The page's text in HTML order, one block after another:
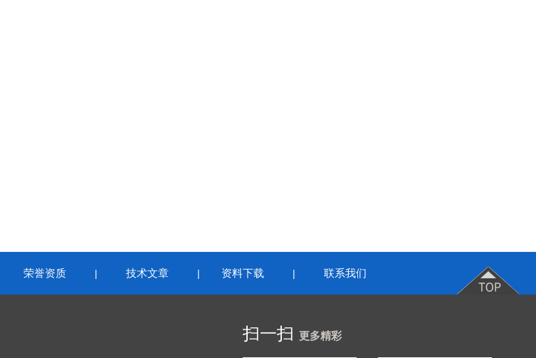
荣誉资质 | 技术文章 | 资料下载 | 联系我们
扫一扫 更多精彩